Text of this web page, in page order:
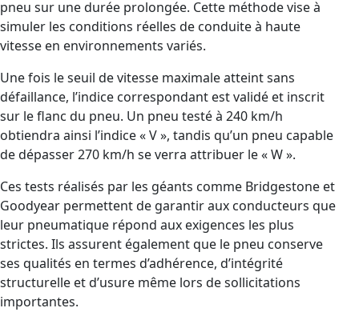
pneu sur une durée prolongée. Cette méthode vise à
simuler les conditions réelles de conduite à haute
vitesse en environnements variés.
Une fois le seuil de vitesse maximale atteint sans
défaillance, l’indice correspondant est validé et inscrit
sur le flanc du pneu. Un pneu testé à 240 km/h
obtiendra ainsi l’indice « V », tandis qu’un pneu capable
de dépasser 270 km/h se verra attribuer le « W ».
Ces tests réalisés par les géants comme Bridgestone et
Goodyear permettent de garantir aux conducteurs que
leur pneumatique répond aux exigences les plus
strictes. Ils assurent également que le pneu conserve
ses qualités en termes d’adhérence, d’intégrité
structurelle et d’usure même lors de sollicitations
importantes.